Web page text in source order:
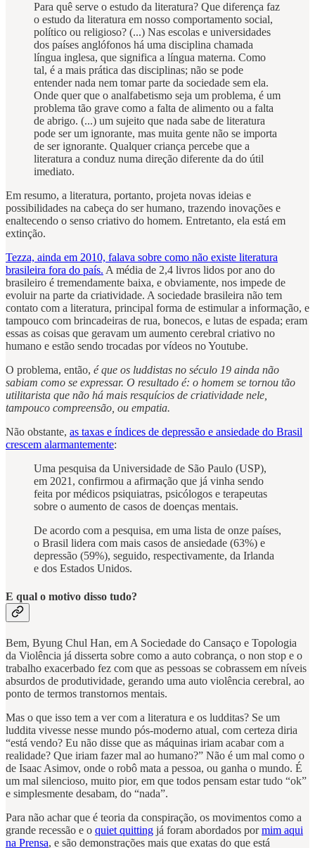
Para quê serve o estudo da literatura? Que diferença faz
o estudo da literatura em nosso comportamento social,
político ou religioso? (...) Nas escolas e universidades
dos países anglófonos há uma disciplina chamada
língua inglesa, que significa a língua materna. Como
tal, é a mais prática das disciplinas; não se pode
entender nada nem tomar parte da sociedade sem ela.
Onde quer que o analfabetismo seja um problema, é um
problema tão grave como a falta de alimento ou a falta
de abrigo. (...) um sujeito que nada sabe de literatura
pode ser um ignorante, mas muita gente não se importa
de ser ignorante. Qualquer criança percebe que a
literatura a conduz numa direção diferente da do útil
imediato.
Em resumo, a literatura, portanto, projeta novas ideias e
possibilidades na cabeça do ser humano, trazendo inovações e
enaltecendo o senso criativo do homem. Entretanto, ela está em
extinção.
Tezza, ainda em 2010, falava sobre como não existe literatura
brasileira fora do país. A média de 2,4 livros lidos por ano do
brasileiro é tremendamente baixa, e obviamente, nos impede de
evoluir na parte da criatividade. A sociedade brasileira não tem
contato com a literatura, principal forma de estimular a informação, e
tampouco com brincadeiras de rua, bonecos, e lutas de espada; eram
essas as coisas que geravam um aumento cerebral criativo no
humano e estão sendo trocadas por vídeos no Youtube.
O problema, então, é que os luddistas no século 19 ainda não
sabiam como se expressar. O resultado é: o homem se tornou tão
utilitarista que não há mais resquícios de criatividade nele,
tampouco compreensão, ou empatia.
Não obstante, as taxas e índices de depressão e ansiedade do Brasil
crescem alarmantemente:
Uma pesquisa da Universidade de São Paulo (USP),
em 2021, confirmou a afirmação que já vinha sendo
feita por médicos psiquiatras, psicólogos e terapeutas
sobre o aumento de casos de doenças mentais.
De acordo com a pesquisa, em uma lista de onze países,
o Brasil lidera com mais casos de ansiedade (63%) e
depressão (59%), seguido, respectivamente, da Irlanda
e dos Estados Unidos.
E qual o motivo disso tudo?
Bem, Byung Chul Han, em A Sociedade do Cansaço e Topologia
da Violência já disserta sobre como a auto cobrança, o non stop e o
trabalho exacerbado fez com que as pessoas se cobrassem em níveis
absurdos de produtividade, gerando uma auto violência cerebral, ao
ponto de termos transtornos mentais.
Mas o que isso tem a ver com a literatura e os ludditas? Se um
luddita vivesse nesse mundo pós-moderno atual, com certeza diria
“está vendo? Eu não disse que as máquinas iriam acabar com a
realidade? Que iriam fazer mal ao humano?” Não é um mal como o
de Isaac Asimov, onde o robô mata a pessoa, ou ganha o mundo. É
um mal silencioso, muito pior, em que todos pensam estar tudo “ok”
e simplesmente desabam, do “nada”.
Para não achar que é teoria da conspiração, os movimentos como a
grande recessão e o quiet quitting já foram abordados pormim aqui
na Prensa, e são demonstrações mais que exatas do que está